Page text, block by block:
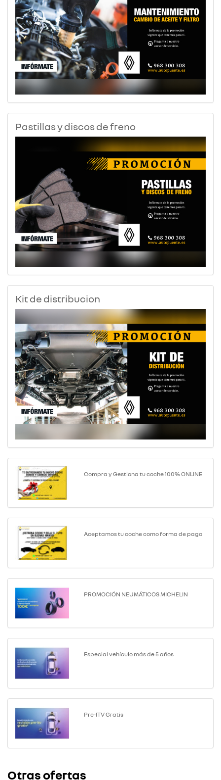
Pastillas y discos de freno
Kit de distribucion
Compra y Gestiona tu coche 100% ONLINE
Aceptamos tu coche como forma de pago
PROMOCIÓN NEUMÁTICOS MICHELIN
Especial vehículo más de 5 años
Pre-ITV Gratis
Otras ofertas